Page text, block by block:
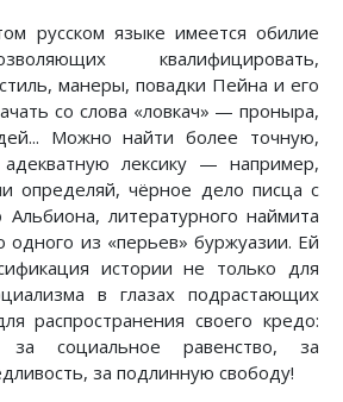
русском языке имеется обилие
квалифицировать,
манеры, повадки Пейна и его
со слова «ловкач» — проныра,
Можно найти более точную,
лексику — например,
определяй, чёрное дело писца с
Альбиона, литературного наймита
из «перьев» буржуазии. Ей
истории не только для
в глазах подрастающих
распространения своего кредо:
социальное равенство, за
за подлинную свободу!